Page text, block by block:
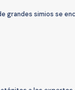
grandes simios se